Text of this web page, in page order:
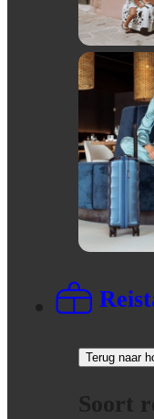
Terug naar
Soort